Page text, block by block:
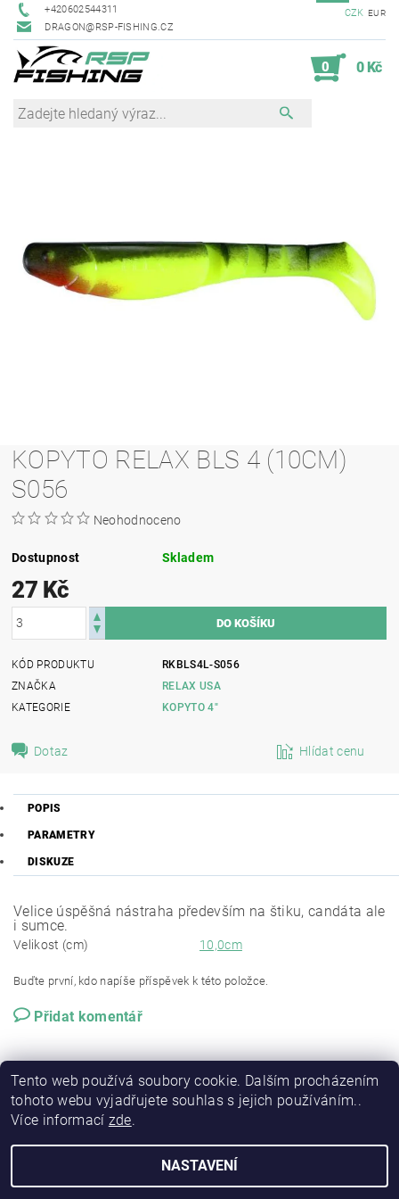
+420602544311
DRAGON@RSP-FISHING.CZ
CZK EUR
0 0 Kč
KOPYTO RELAX BLS 4 (10CM)
S056
Neohodnoceno
Dostupnost Skladem
27 Kč
KÓD PRODUKTU
RKBLS4L-S056
ZNAČKA
RELAX USA
KATEGORIE
KOPYTO 4"
Dotaz Hlídat cenu
POPIS
PARAMETRY
DISKUZE
Velice úspěšná nástraha především na štiku, candáta ale
i sumce.
Velikost (cm) 10,0cm
Buďte první, kdo napíše příspěvek k této položce.
Přidat komentář
2026 © RSP-FISHING, všechna práva vyhrazena
Tento web používá soubory cookie. Dalším procházením
tohoto webu vyjadřujete souhlas s jejich používáním..
Více informací zde.
NASTAVENÍ